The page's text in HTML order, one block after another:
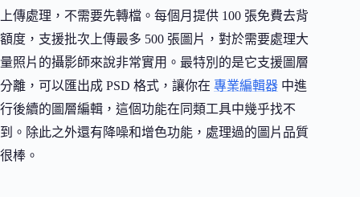
上傳處理，不需要先轉檔。每個月提供 100 張免費去背
額度，支援批次上傳最多 500 張圖片，對於需要處理大
量照片的攝影師來說非常實用。最特別的是它支援圖層
分離，可以匯出成 PSD 格式，讓你在 專業編輯器 中進
行後續的圖層編輯，這個功能在同類工具中幾乎找不
到。除此之外還有降噪和增色功能，處理過的圖片品質
很棒。